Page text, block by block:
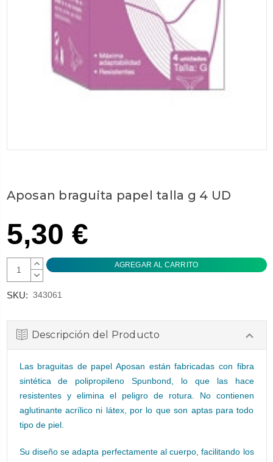
Aposan braguita papel talla g 4 UD
5,30 €
AUMENTAR
CANTIDAD:
DISMINUIR
SKU: 343061
Descripción del Producto
Las braguitas de papel Aposan están fabricadas con fibra
sintética de polipropileno Spunbond, lo que las hace
resistentes y elimina el peligro de rotura. No contienen
aglutinante acrílico ni látex, por lo que son aptas para todo
tipo de piel.
Su diseño se adapta perfectamente al cuerpo, facilitando los